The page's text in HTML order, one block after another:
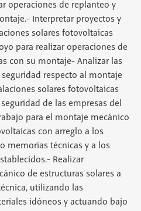
operaciones de replanteo y
Interpretar proyectos y
solares fotovoltaicas
para realizar operaciones de
con su montaje- Analizar las
respecto al montaje
solares fotovoltaicas
de las empresas del
para el montaje mecánico
con arreglo a los
memorias técnicas y a los
Realizar
de estructuras solares a
utilizando las
idóneos y actuando bajo